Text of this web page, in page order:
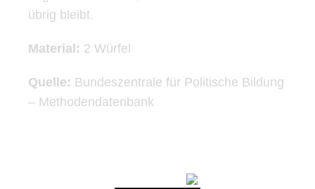
übrig bleibt.
Material: 2 Würfel
Quelle: Bundeszentrale für Politische Bildung
– Methodendatenbank